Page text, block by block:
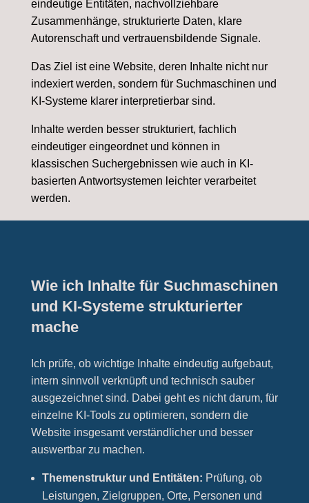
eindeutige Entitäten, nachvollziehbare
Zusammenhänge, strukturierte Daten, klare
Autorenschaft und vertrauensbildende Signale.
Das Ziel ist eine Website, deren Inhalte nicht nur
indexiert werden, sondern für Suchmaschinen und
KI-Systeme klarer interpretierbar sind.
Inhalte werden besser strukturiert, fachlich
eindeutiger eingeordnet und können in
klassischen Suchergebnissen wie auch in KI-
basierten Antwortsystemen leichter verarbeitet
werden.
Wie ich Inhalte für Suchmaschinen
und KI-Systeme strukturierter
mache
Ich prüfe, ob wichtige Inhalte eindeutig aufgebaut,
intern sinnvoll verknüpft und technisch sauber
ausgezeichnet sind. Dabei geht es nicht darum, für
einzelne KI-Tools zu optimieren, sondern die
Website insgesamt verständlicher und besser
auswertbar zu machen.
Themenstruktur und Entitäten: Prüfung, ob
Leistungen, Zielgruppen, Orte, Personen und